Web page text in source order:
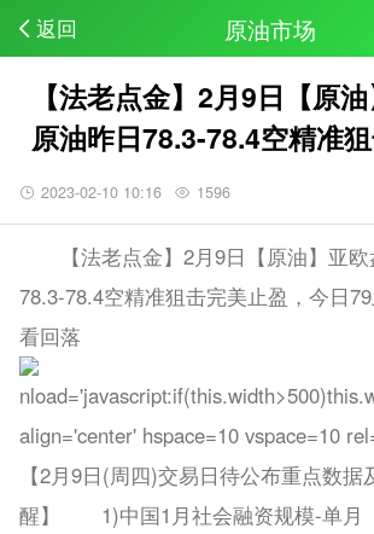
返回 原油市场
【法老点金】2月9日【原
原油昨日78.3-78.4空精准
2023-02-10 10:16 1596
【法老点金】2月9日【原油】亚欧
78.3-78.4空精准狙击完美止盈，今日
看回落
nload='javas
align='center' hspace=10 vspace=10
【2月9日(周四)交易日待公布重点数据
醒】 1)中国1月社会融资规模-单